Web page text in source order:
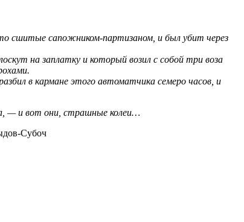
сшитые сапожником-партизаном, и был убит через
на заплатку и который возил с собой три воза
в кармане этого автоматчика семеро часов, и
— и вот они, страшные колеи…
Субоч